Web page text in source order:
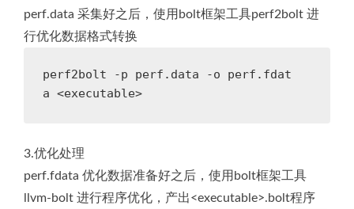
perf.data 采集好之后，使用bolt框架工具perf2bolt 进
行优化数据格式转换
perf2bolt -p perf.data -o perf.fdat
a <executable>
3.优化处理
perf.fdata 优化数据准备好之后，使用bolt框架工具
llvm-bolt 进行程序优化，产出<executable>.bolt程序